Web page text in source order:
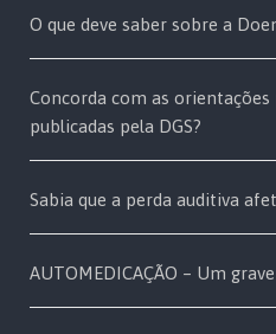
O que deve saber sobre a
Concorda com as orientações
publicadas pela DGS?
Sabia que a perda auditiva
AUTOMEDICAÇÃO – Um